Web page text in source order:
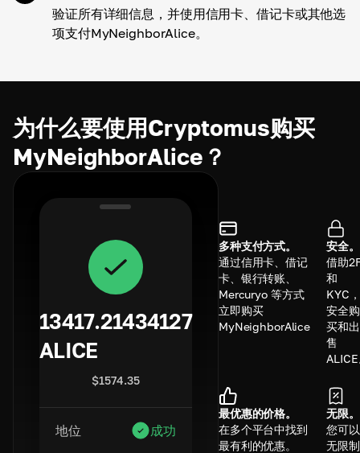
验证所有详细信息，并使用信用卡、借记卡或其他选
项支付MyNeighborAlice。
为什么要使用Cryptomus购买
MyNeighborAlice？
13417.21434127
ALICE
$1574.35
地位 成功
多种支付方式。
通过信用卡、借记
卡、银行转账、
Mercuryo 等方式
立即购买
MyNeighborAlice
安全。
借助
和
KYC，
安全购
买和出
售
最优惠的价格。
在多个平台中找到
最有利的优惠。
无限。
您可以
无限制